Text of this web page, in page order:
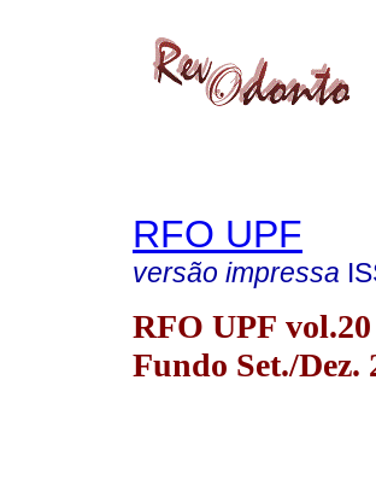
RFO UPF
versão impressa
RFO UPF vol.20
Fundo Set./Dez.